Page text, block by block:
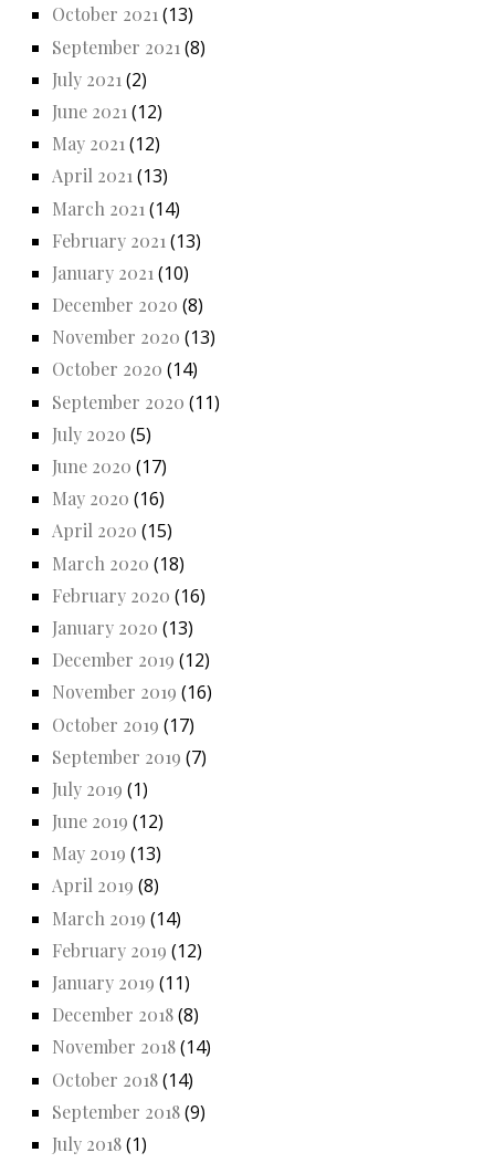
October 2021(13)
September 2021 (8)
July 2021 (2)
June 2021 (12)
May 2021 (12)
April 2021(13)
March 2021 (14)
February 2021 (13)
January 2021 (10)
December 2020 (8)
November 2020 (13)
October 2020 (14)
September 2020 (11)
July 2020 (5)
June 2020 (17)
May 2020 (16)
April 2020 (15)
March 2020 (18)
February 2020 (16)
January 2020 (13)
December 2019 (12)
November 2019 (16)
October 2019 (17)
September 2019 (7)
July 2019 (1)
June 2019 (12)
May 2019 (13)
April 2019 (8)
March 2019 (14)
February 2019 (12)
January 2019 (11)
December 2018(8)
November 2018(14)
October 2018(14)
September 2018(9)
July 2018(1)